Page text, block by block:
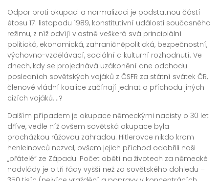
Odpor proti okupaci a normalizaci je podstatnou částí
étosu 17. listopadu 1989, konstitutivní události současného
režimu, z níž odvíjí vlastně veškerá svá principiální
politická, ekonomická, zahraničněpolitická, bezpečnostní,
výchovno-vzdělávací, sociální a kulturní rozhodnutí. Ve
dnech, kdy se projednává uzákonění dne odchodu
posledních sovětských vojáků z ČSFR za státní svátek ČR,
členové vládní koalice začínají jednat o příchodu jiných
cizích vojáků….?
Dalším případem je okupace německými nacisty o 30 let
dříve, vedle níž ovšem sovětská okupace byla
procházkou růžovou zahradou. Hitlerovce nikdo krom
henleinovců nezval, ovšem jejich příchod odobřili naši
„přátelé“ ze Západu. Počet obětí na životech za německé
nadvlády je o tři řády vyšší než za sovětského dohledu –